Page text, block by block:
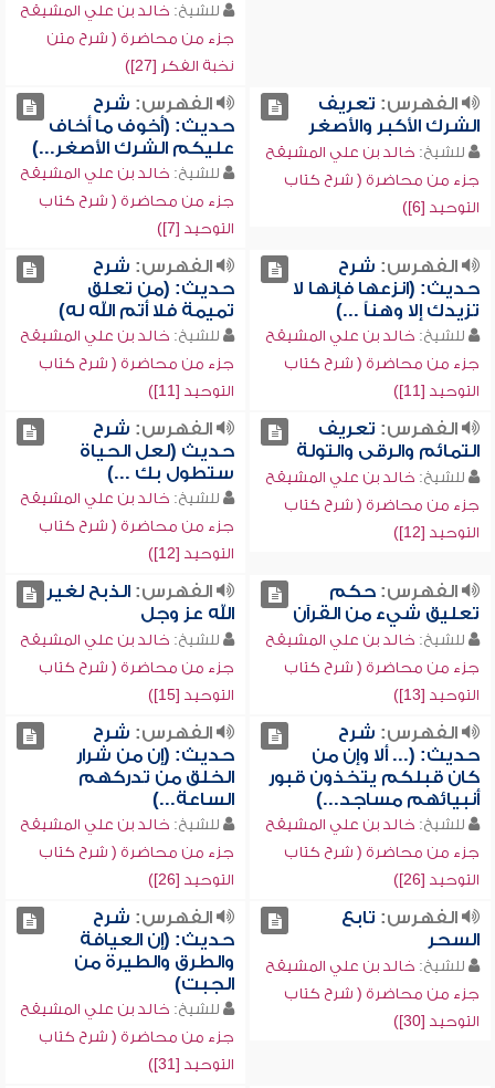
للشيخ: خالد بن علي المشيقح
جزء من محاضرة ( شرح متن
نخبة الفكر [27])
الفهرس: تعريف
الشرك الأكبر والأصغر
للشيخ: خالد بن علي المشيقح
جزء من محاضرة ( شرح كتاب
التوحيد [6])
الفهرس: شرح
حديث: (أخوف ما أخاف
عليكم الشرك الأصغر...)
للشيخ: خالد بن علي المشيقح
جزء من محاضرة ( شرح كتاب
التوحيد [7])
الفهرس: شرح
حديث: (انزعها فإنها لا
تزيدك إلا وهناً ...)
للشيخ: خالد بن علي المشيقح
جزء من محاضرة ( شرح كتاب
التوحيد [11])
الفهرس: شرح
حديث: (من تعلق
تميمة فلا أتم الله له)
للشيخ: خالد بن علي المشيقح
جزء من محاضرة ( شرح كتاب
التوحيد [11])
الفهرس: تعريف
التمائم والرقى والتولة
للشيخ: خالد بن علي المشيقح
جزء من محاضرة ( شرح كتاب
التوحيد [12])
الفهرس: شرح
حديث (لعل الحياة
ستطول بك ...)
للشيخ: خالد بن علي المشيقح
جزء من محاضرة ( شرح كتاب
التوحيد [12])
الفهرس:حكم
تعليق شيء من القرآن
للشيخ: خالد بن علي المشيقح
جزء من محاضرة ( شرح كتاب
التوحيد [13])
الفهرس:الذبح لغير
الله عز وجل
للشيخ: خالد بن علي المشيقح
جزء من محاضرة ( شرح كتاب
التوحيد [15])
الفهرس: شرح
حديث: (... ألا وإن من
كان قبلكم يتخذون قبور
أنبيائهم مساجد...)
للشيخ: خالد بن علي المشيقح
جزء من محاضرة ( شرح كتاب
التوحيد [26])
الفهرس: شرح
حديث: (إن من شرار
الخلق من تدركهم
الساعة...)
للشيخ: خالد بن علي المشيقح
جزء من محاضرة ( شرح كتاب
التوحيد [26])
الفهرس: تابع
السحر
للشيخ: خالد بن علي المشيقح
جزء من محاضرة ( شرح كتاب
التوحيد [30])
الفهرس: شرح
حديث: (إن العيافة
والطرق والطيرة من
الجبت)
للشيخ: خالد بن علي المشيقح
جزء من محاضرة ( شرح كتاب
التوحيد [31])